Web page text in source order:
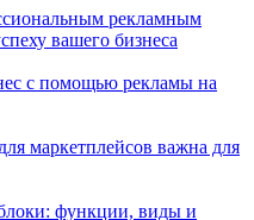
рекламным
вашего бизнеса
с помощью рекламы на
маркетплейсов важна для
функции, виды и